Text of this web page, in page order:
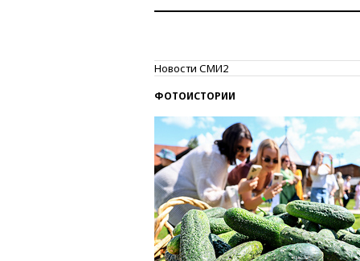
Новости СМИ2
ФОТОИСТОРИИ